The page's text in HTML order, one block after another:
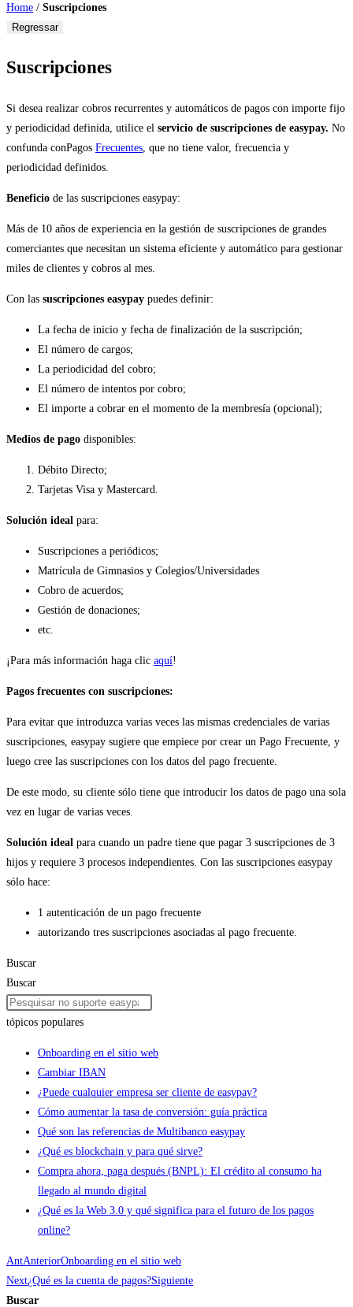
Home / Suscripciones
Regressar
Suscripciones
Si desea realizar cobros recurrentes y automáticos de pagos con importe fijo
y periodicidad definida, utilice el servicio de suscripciones de easypay. No
confunda conPagos Frecuentes, que no tiene valor, frecuencia y
periodicidad definidos.
Beneficio de las suscripciones easypay:
Más de 10 años de experiencia en la gestión de suscripciones de grandes
comerciantes que necesitan un sistema eficiente y automático para gestionar
miles de clientes y cobros al mes.
Con las suscripciones easypay puedes definir:
La fecha de inicio y fecha de finalización de la suscripción;
El número de cargos;
La periodicidad del cobro;
El número de intentos por cobro;
El importe a cobrar en el momento de la membresía (opcional);
Medios de pago disponibles:
Débito Directo;
Tarjetas Visa y Mastercard.
Solución ideal para:
Suscripciones a periódicos;
Matrícula de Gimnasios y Colegios/Universidades
Cobro de acuerdos;
Gestión de donaciones;
etc.
¡Para más información haga clic aquí!
Pagos frecuentes con suscripciones:
Para evitar que introduzca varias veces las mismas credenciales de varias
suscripciones, easypay sugiere que empiece por crear un Pago Frecuente, y
luego cree las suscripciones con los datos del pago frecuente.
De este modo, su cliente sólo tiene que introducir los datos de pago una sola
vez en lugar de varias veces.
Solución ideal para cuando un padre tiene que pagar 3 suscripciones de 3
hijos y requiere 3 procesos independientes. Con las suscripciones easypay
sólo hace:
1 autenticación de un pago frecuente
autorizando tres suscripciones asociadas al pago frecuente.
Buscar
Buscar
tópicos populares
Onboarding en el sitio web
Cambiar IBAN
¿Puede cualquier empresa ser cliente de easypay?
Cómo aumentar la tasa de conversión: guía práctica
Qué son las referencias de Multibanco easypay
¿Qué es blockchain y para qué sirve?
Compra ahora, paga después (BNPL): El crédito al consumo ha
llegado al mundo digital
¿Qué es la Web 3.0 y qué significa para el futuro de los pagos
online?
AntAnteriorOnboarding en el sitio web
Next¿Qué es la cuenta de pagos?Siguiente
Buscar